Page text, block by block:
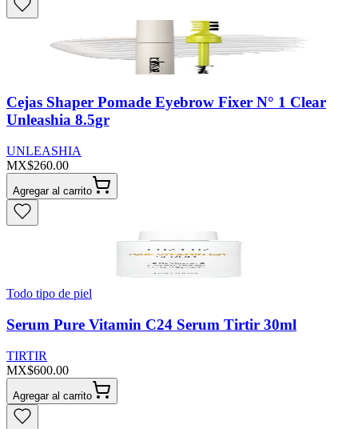
Cejas Shaper Pomade Eyebrow Fixer N° 1 Clear
Unleashia 8.5gr
UNLEASHIA
MX$260.00
Agregar al carrito
Todo tipo de piel
Serum Pure Vitamin C24 Serum Tirtir 30ml
TIRTIR
MX$600.00
Agregar al carrito